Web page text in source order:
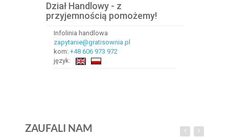
Dział Handlowy - z
przyjemnością pomożemy!
Infolinia handlowa
zapytanie@gratisownia.pl
kom: +48 606 973 972
język:
ZAUFALI NAM